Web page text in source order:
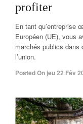
profiter
En tant qu’entreprise
Européen (UE), vous
marchés publics dans
l’union.
Posted On jeu 22 Fév